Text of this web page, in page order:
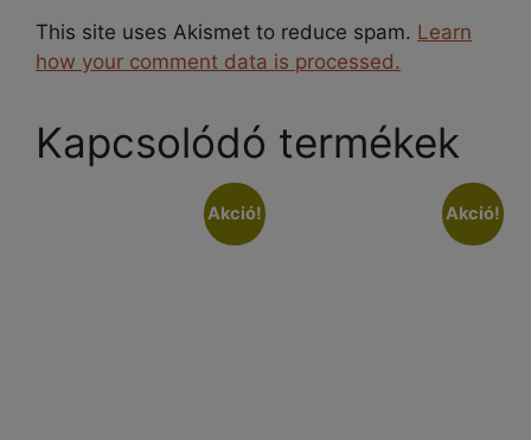
This site uses Akismet to reduce spam. Learn
how your comment data is processed.
Kapcsolódó termékek
Akció! Akció!